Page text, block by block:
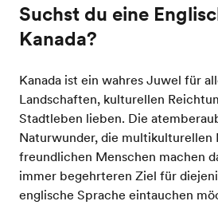
Suchst du eine
Kanada?
Kanada ist ein wahres Juwel für
Landschaften, kulturellen
Stadtleben lieben. Die
Naturwunder, die multikulturellen
freundlichen Menschen machen
immer begehrteren Ziel für
englische Sprache eintauchen